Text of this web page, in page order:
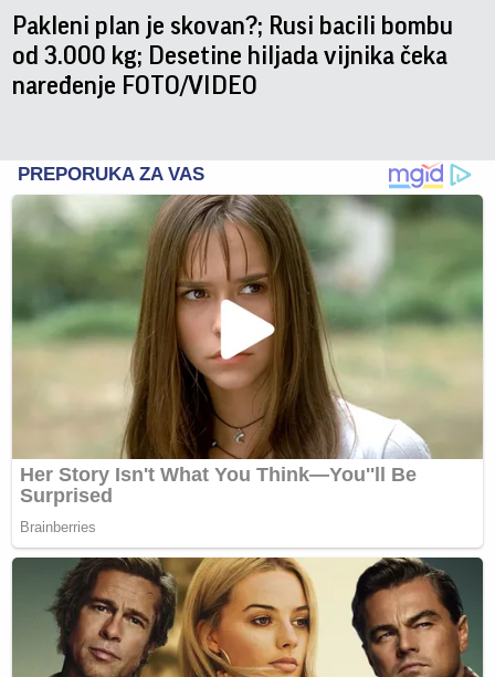
Pakleni plan je skovan?; Rusi bacili bombu
od 3.000 kg; Desetine hiljada vijnika čeka
naređenje FOTO/VIDEO